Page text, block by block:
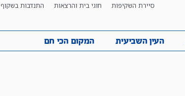
סיירת השקיפות חוגי בית והרצאות התנדבות בשקוף
העין השביעית המקום הכי חם
העין השביעית המקום הכי חם